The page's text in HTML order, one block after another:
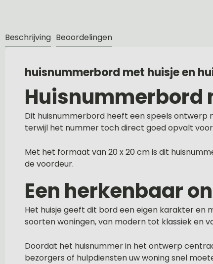
Beschrijving Beoordelingen
huisnummerbord met huisje en
Huisnummerbord
Dit huisnummerbord heeft een speels ontwerp
terwijl het nummer toch direct goed opvalt
Met het formaat van 20 x 20 cm is dit
de voordeur.
Een herkenbaar
Het huisje geeft dit bord een eigen karakter en
soorten woningen, van modern tot klassiek en
Doordat het huisnummer in het ontwerp
bezorgers of hulpdiensten uw woning snel